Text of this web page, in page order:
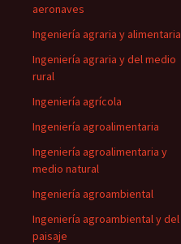
aeronaves
Ingeniería agraria y alimentaria
Ingeniería agraria y del medio
rural
Ingeniería agrícola
Ingeniería agroalimentaria
Ingeniería agroalimentaria y
medio natural
Ingeniería agroambiental
Ingeniería agroambiental y del
paisaje